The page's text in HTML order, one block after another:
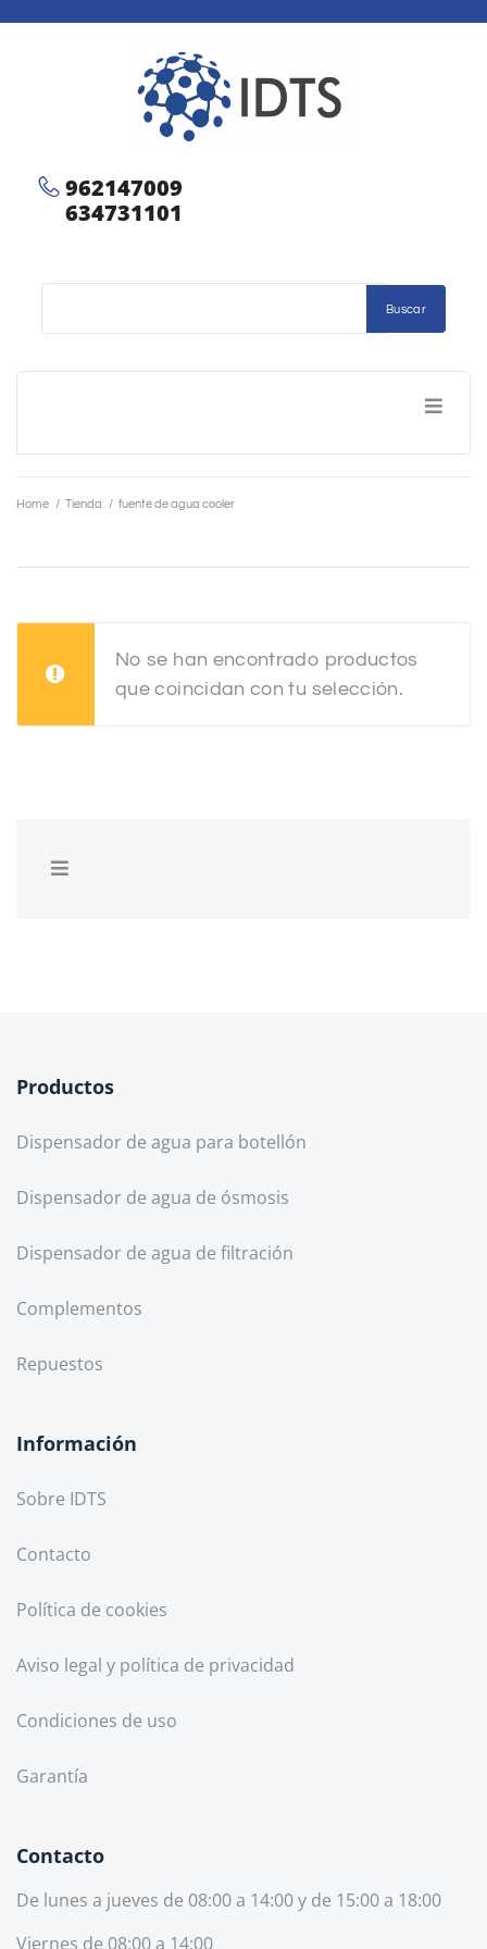
Buscar
962147009
634731101
Home / Tienda / fuente de agua cooler
No se han encontrado productos
que coincidan con tu selección.
Productos
Dispensador de agua para botellón
Dispensador de agua de ósmosis
Dispensador de agua de filtración
Complementos
Repuestos
Información
Sobre IDTS
Contacto
Política de cookies
Aviso legal y política de privacidad
Condiciones de uso
Garantía
Contacto
De lunes a jueves de 08:00 a 14:00 y de 15:00 a 18:00
Viernes de 08:00 a 14:00